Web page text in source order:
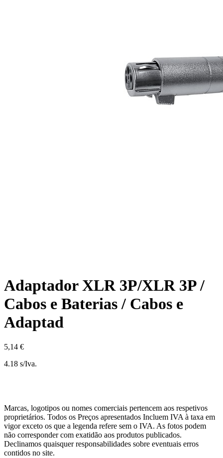
Adaptador XLR 3P/XLR 3P /
Cabos e Baterias / Cabos e
Adaptad
5,14 €
4.18 s/Iva.
Marcas, logotipos ou nomes comerciais pertencem aos respetivos
proprietários. Todos os Preços apresentados Incluem IVA à taxa em
vigor exceto os que a legenda refere sem o IVA. As fotos podem
não corresponder com exatidão aos produtos publicados.
Declinamos quaisquer responsabilidades sobre eventuais erros
contidos no site.